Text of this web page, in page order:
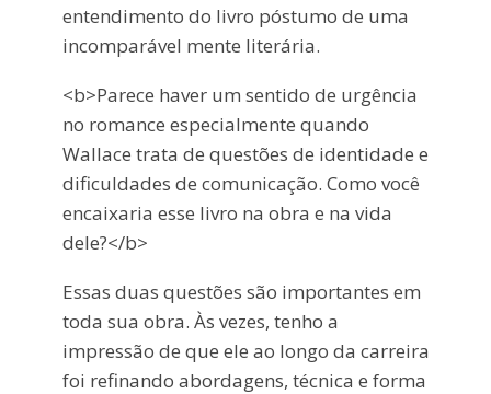
entendimento do livro póstumo de uma
incomparável mente literária.
<b>Parece haver um sentido de urgência
no romance especialmente quando
Wallace trata de questões de identidade e
dificuldades de comunicação. Como você
encaixaria esse livro na obra e na vida
dele?</b>
Essas duas questões são importantes em
toda sua obra. Às vezes, tenho a
impressão de que ele ao longo da carreira
foi refinando abordagens, técnica e forma